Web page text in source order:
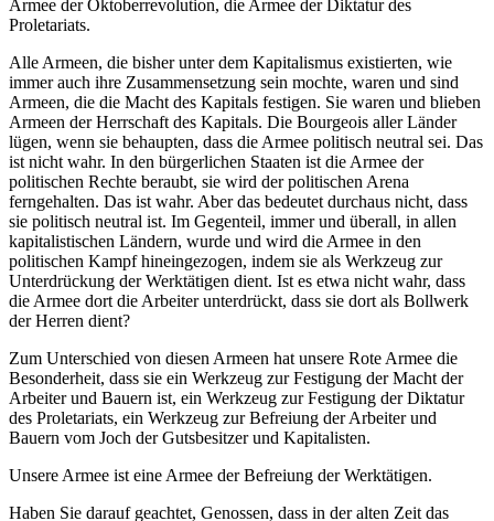
Armee der Oktoberrevolution, die Armee der Diktatur des
Proletariats.
Alle Armeen, die bisher unter dem Kapitalismus existierten, wie
immer auch ihre Zusammensetzung sein mochte, waren und sind
Armeen, die die Macht des Kapitals festigen. Sie waren und blieben
Armeen der Herrschaft des Kapitals. Die Bourgeois aller Länder
lügen, wenn sie behaupten, dass die Armee politisch neutral sei. Das
ist nicht wahr. In den bürgerlichen Staaten ist die Armee der
politischen Rechte beraubt, sie wird der politischen Arena
ferngehalten. Das ist wahr. Aber das bedeutet durchaus nicht, dass
sie politisch neutral ist. Im Gegenteil, immer und überall, in allen
kapitalistischen Ländern, wurde und wird die Armee in den
politischen Kampf hineingezogen, indem sie als Werkzeug zur
Unterdrückung der Werktätigen dient. Ist es etwa nicht wahr, dass
die Armee dort die Arbeiter unterdrückt, dass sie dort als Bollwerk
der Herren dient?
Zum Unterschied von diesen Armeen hat unsere Rote Armee die
Besonderheit, dass sie ein Werkzeug zur Festigung der Macht der
Arbeiter und Bauern ist, ein Werkzeug zur Festigung der Diktatur
des Proletariats, ein Werkzeug zur Befreiung der Arbeiter und
Bauern vom Joch der Gutsbesitzer und Kapitalisten.
Unsere Armee ist eine Armee der Befreiung der Werktätigen.
Haben Sie darauf geachtet, Genossen, dass in der alten Zeit das